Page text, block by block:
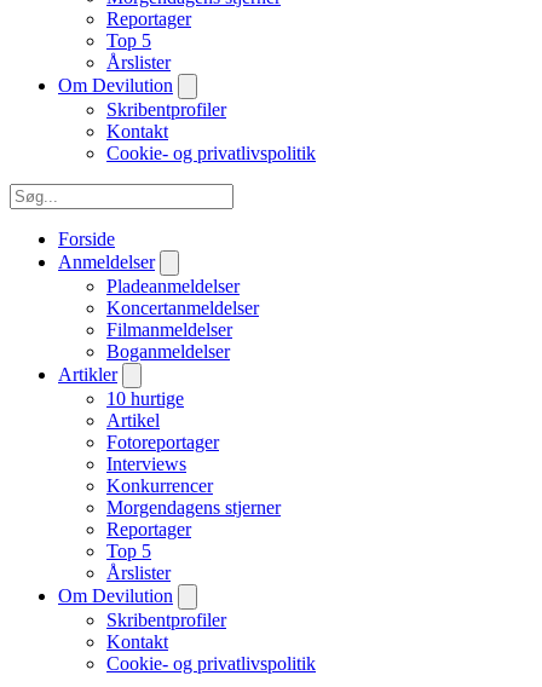
Reportager
Top 5
Årslister
Om Devilution
Skribentprofiler
Kontakt
Cookie- og privatlivspolitik
Forside
Anmeldelser
Pladeanmeldelser
Koncertanmeldelser
Filmanmeldelser
Boganmeldelser
Artikler
10 hurtige
Artikel
Fotoreportager
Interviews
Konkurrencer
Morgendagens stjerner
Reportager
Top 5
Årslister
Om Devilution
Skribentprofiler
Kontakt
Cookie- og privatlivspolitik